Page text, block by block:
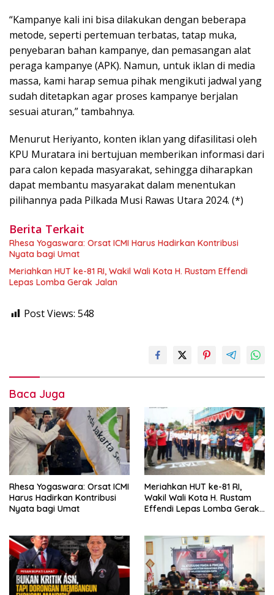
“Kampanye kali ini bisa dilakukan dengan beberapa
metode, seperti pertemuan terbatas, tatap muka,
penyebaran bahan kampanye, dan pemasangan alat
peraga kampanye (APK). Namun, untuk iklan di media
massa, kami harap semua pihak mengikuti jadwal yang
sudah ditetapkan agar proses kampanye berjalan
sesuai aturan,” tambahnya.
Menurut Heriyanto, konten iklan yang difasilitasi oleh
KPU Muratara ini bertujuan memberikan informasi dari
para calon kepada masyarakat, sehingga diharapkan
dapat membantu masyarakat dalam menentukan
pilihannya pada Pilkada Musi Rawas Utara 2024. (*)
Berita Terkait
Rhesa Yogaswara: Orsat ICMI Harus Hadirkan Kontribusi
Nyata bagi Umat
Meriahkan HUT ke-81 RI, Wakil Wali Kota H. Rustam Effendi
Lepas Lomba Gerak Jalan
Post Views: 548
Baca Juga
Rhesa Yogaswara: Orsat ICMI
Harus Hadirkan Kontribusi
Nyata bagi Umat
Meriahkan HUT ke-81 RI,
Wakil Wali Kota H. Rustam
Effendi Lepas Lomba Gerak